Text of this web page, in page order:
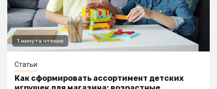
1 минута чтение
Статьи
Как сформировать ассортимент детских